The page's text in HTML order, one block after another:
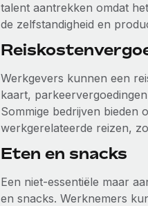
talent aantrekken omdat
de zelfstandigheid en
Werkgevers kunnen een
kaart,
Sommige bedrijven bieden
werkgerelateerde reizen,
Eten en snacks
Een niet-essentiële maar
en snacks. Werknemers